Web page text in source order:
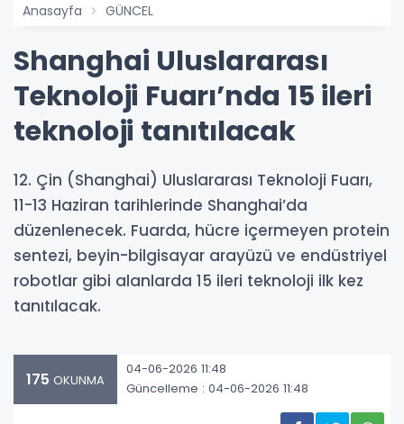
Anasayfa GÜNCEL
Shanghai Uluslararası
Teknoloji Fuarı’nda 15 ileri
teknoloji tanıtılacak
12. Çin (Shanghai) Uluslararası Teknoloji Fuarı,
11-13 Haziran tarihlerinde Shanghai’da
düzenlenecek. Fuarda, hücre içermeyen protein
sentezi, beyin-bilgisayar arayüzü ve endüstriyel
robotlar gibi alanlarda 15 ileri teknoloji ilk kez
tanıtılacak.
175 OKUNMA
04-06-2026 11:48
Güncelleme : 04-06-2026 11:48